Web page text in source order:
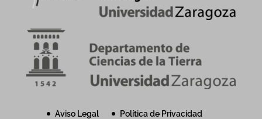
Aviso Legal
Política de Privacidad